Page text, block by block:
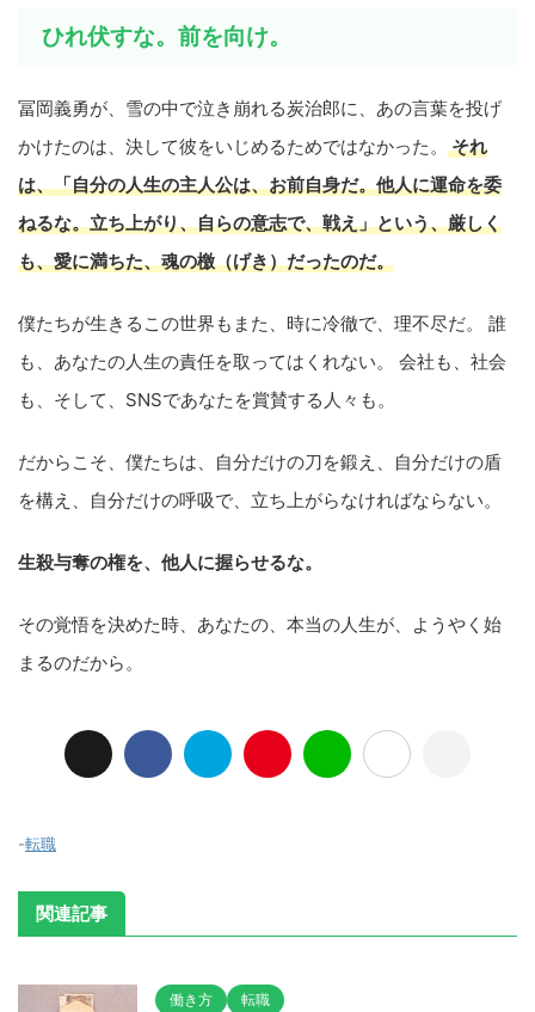
ひれ伏すな。前を向け。
冨岡義勇が、雪の中で泣き崩れる炭治郎に、あの言葉を投げ
かけたのは、決して彼をいじめるためではなかった。 それ
は、「自分の人生の主人公は、お前自身だ。他人に運命を委
ねるな。立ち上がり、自らの意志で、戦え」という、厳しく
も、愛に満ちた、魂の檄（げき）だったのだ。
僕たちが生きるこの世界もまた、時に冷徹で、理不尽だ。 誰
も、あなたの人生の責任を取ってはくれない。 会社も、社会
も、そして、SNSであなたを賞賛する人々も。
だからこそ、僕たちは、自分だけの刀を鍛え、自分だけの盾
を構え、自分だけの呼吸で、立ち上がらなければならない。
生殺与奪の権を、他人に握らせるな。
その覚悟を決めた時、あなたの、本当の人生が、ようやく始
まるのだから。
-転職
関連記事
働き方 転職